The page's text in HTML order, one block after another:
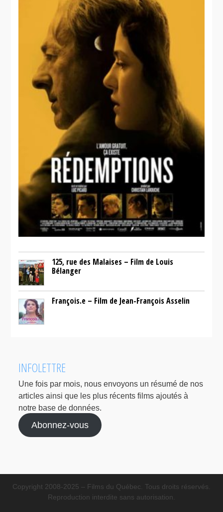
125, rue des Malaises – Film de Louis
Bélanger
François.e – Film de Jean-François Asselin
INFOLETTRE
Une fois par mois, nous envoyons un résumé de nos
articles ainsi que les plus récents films ajoutés à
notre base de données.
Abonnez-vous
Copyright 2008-2025 – Films du Québec. Tous droits réservés.
Reproduction interdite sans autorisation.